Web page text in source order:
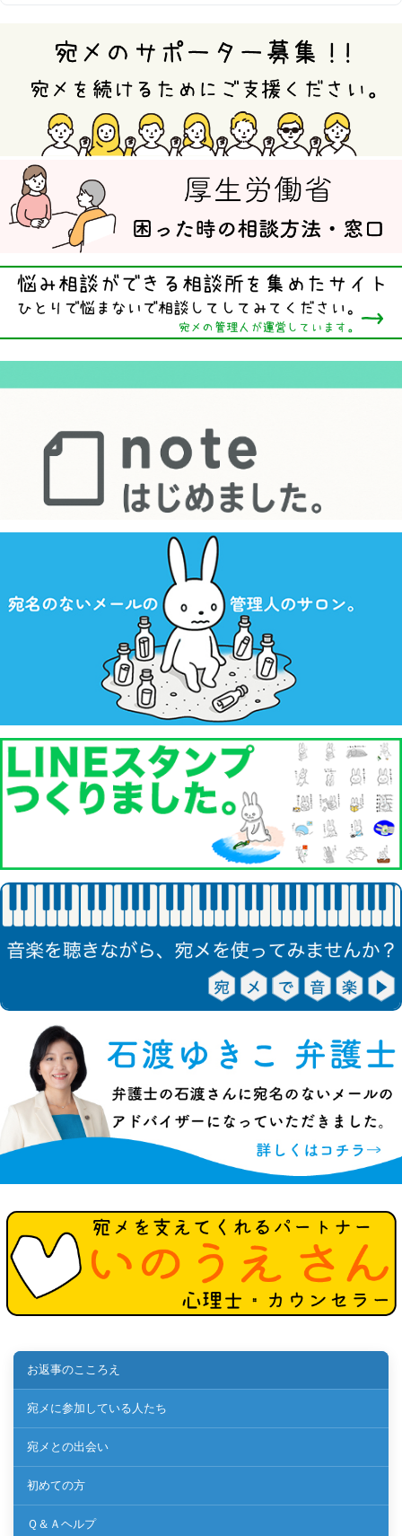
お返事のこころえ
宛メに参加している人たち
宛メとの出会い
初めての方
Ｑ＆Ａヘルプ